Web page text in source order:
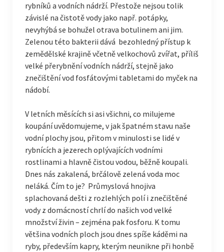
rybníků a vodních nádrží. Přestože nejsou tolik
závislé na čistotě vody jako např. potápky,
nevyhýbá se bohužel otrava botulinem ani jim.
Zelenou této bakterii dává bezohledný přístup k
zemědělské krajině včetně velkochovů zvířat, příliš
velké přerybnění vodních nádrží, stejně jako
znečištění vod fosfátovými tabletami do myček na
nádobí.
V letních měsících si asi všichni, co milujeme
koupání uvědomujeme, v jak špatném stavu naše
vodní plochy jsou, přitom v minulosti se lidé v
rybnících a jezerech oplývajících vodními
rostlinami a hlavně čistou vodou, běžně koupali.
Dnes nás zakalená, brčálově zelená voda moc
neláká. Čím to je? Průmyslová hnojiva
splachovaná dešti z rozlehlých polí i znečištěné
vody z domácností chrlí do našich vod velké
množství živin – zejména pak fosforu. K tomu
většina vodních ploch jsou dnes spíše káděmi na
ryby, především kapry, kterým neunikne při honbě